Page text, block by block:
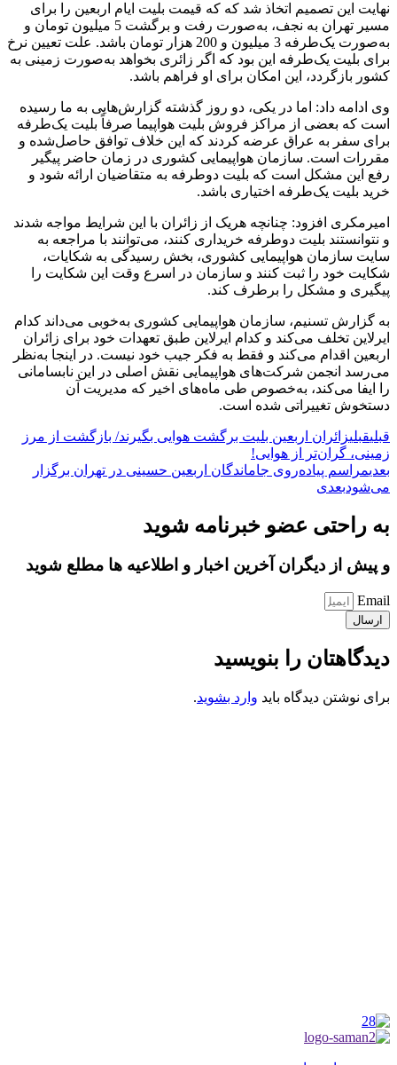
نهایت این تصمیم اتخاذ شد که که قیمت بلیت ایام اربعین را برای
مسیر تهران به نجف، به‌صورت رفت و برگشت 5 میلیون تومان و
به‌صورت یک‌طرفه 3 میلیون و 200 هزار تومان باشد. علت تعیین نرخ
برای بلیت یک‌طرفه این بود که اگر زائری بخواهد به‌صورت زمینی به
کشور بازگردد، این امکان برای او فراهم باشد.
وی ادامه داد: اما در یکی، دو روز گذشته گزارش‌هایی به ما رسیده
است که بعضی از مراکز فروش بلیت هواپیما صرفاً بلیت یک‌طرفه
برای سفر به عراق عرضه کردند که این خلاف توافق حاصل‌شده و
مقررات است. سازمان هواپیمایی کشوری در زمان حاضر پیگیر
رفع این مشکل است که بلیت دوطرفه به متقاضیان ارائه شود و
خرید بلیت یک‌طرفه اختیاری باشد.
امیرمکری افزود: چنانچه هریک از زائران با این شرایط مواجه شدند
و نتوانستند بلیت دوطرفه خریداری کنند، می‌توانند با مراجعه به
سایت سازمان هواپیمایی کشوری، بخش رسیدگی به شکایات،
شکایت خود را ثبت کنند و سازمان در اسرع وقت این شکایت را
پیگیری و مشکل را برطرف کند.
به گزارش تسنیم، سازمان هواپیمایی کشوری به‌خوبی می‌داند کدام
ایرلاین تخلف می‌کند و کدام ایرلاین طبق تعهدات خود برای زائران
اربعین اقدام می‌کند و فقط به فکر جیب خود نیست. در اینجا به‌نظر
می‌رسد انجمن شرکت‌های هواپیمایی نقش اصلی در این نابسامانی
را ایفا می‌کند، به‌خصوص طی ماه‌های اخیر که مدیریت آن
دستخوش تغییراتی شده است.
قبلیقبلیزائران اربعین بلیت برگشت هوایی بگیرند/ بازگشت از مرز
زمینی، گران‌تر از هوایی!
بعدیمراسم پیاده‌روی جاماندگان اربعین حسینی در تهران برگزار
می‌شودبعدی
به راحتی عضو خبرنامه شوید
و پیش از دیگران آخرین اخبار و اطلاعیه ها مطلع شوید
Email
ارسال
دیدگاهتان را بنویسید
برای نوشتن دیدگاه باید وارد بشوید.